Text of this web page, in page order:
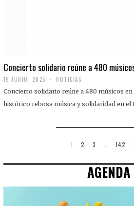
Concierto solidario reúne a 480
15 JUNIO, 2025 NOTICIAS
Concierto solidario reúne a 480 músicos en
histórico rebosa música y solidaridad en el
1 2 3 142
AGENDA